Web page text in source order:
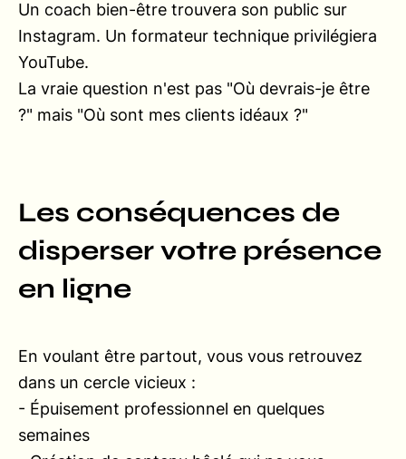
Un coach bien-être trouvera son public sur
Instagram. Un formateur technique privilégiera
YouTube.
La vraie question n'est pas "Où devrais-je être
?" mais "Où sont mes clients idéaux ?"
Les conséquences de
disperser votre présence
en ligne
En voulant être partout, vous vous retrouvez
dans un cercle vicieux :
- Épuisement professionnel en quelques
semaines